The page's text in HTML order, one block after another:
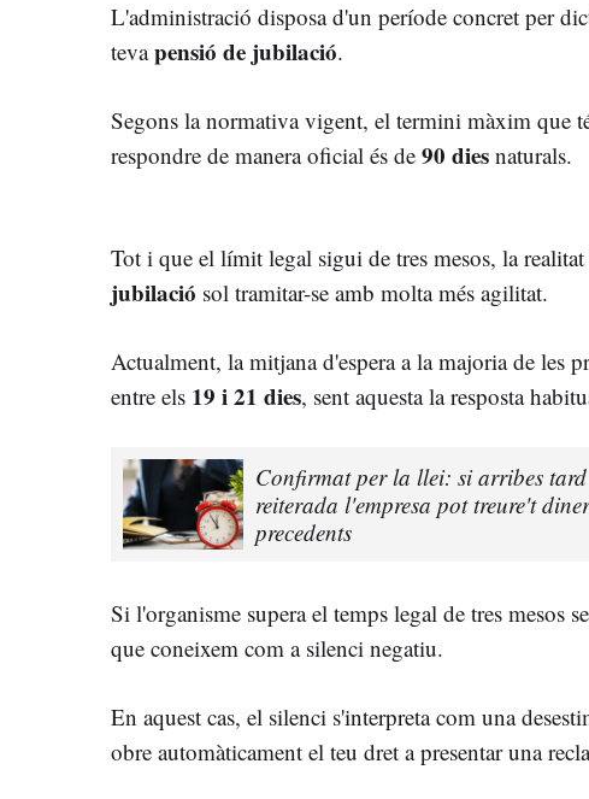
L'administració disposa d'un període concret per
tevapensió de jubilació.
Segons la normativa vigent, el termini màxim que
respondre de manera oficial és de 90 dies naturals.
Tot i que el límit legal sigui de tres mesos, la realitat
jubilació sol tramitar-se amb molta més agilitat.
Actualment, la mitjana d'espera a la majoria de les
entre els 19 i 21 dies, sent aquesta la resposta
Confirmat per la llei: si arribes
reiterada l'empresa pot treure't
precedents
Si l'organisme supera el temps legal de tres mesos
que coneixem com a silenci negatiu.
En aquest cas, el silenci s'interpreta com una
obre automàticament el teu dret a presentar una